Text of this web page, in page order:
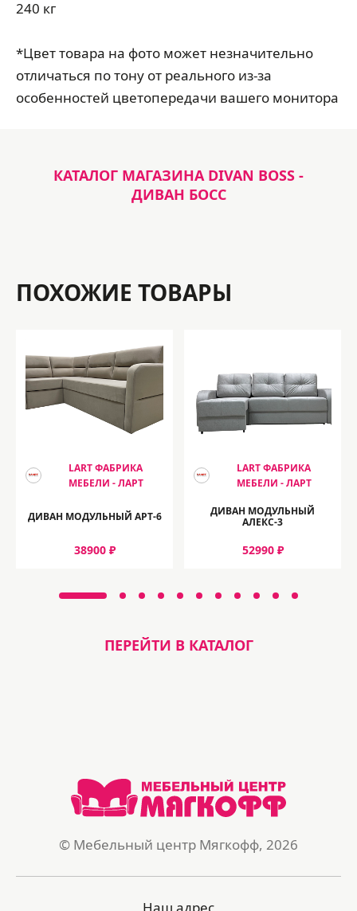
240 кг
*Цвет товара на фото может незначительно
отличаться по тону от реального из-за
особенностей цветопередачи вашего монитора
КАТАЛОГ МАГАЗИНА DIVAN BOSS -
ДИВАН БОСС
ПОХОЖИЕ ТОВАРЫ
LART ФАБРИКА
МЕБЕЛИ - ЛАРТ
ДИВАН МОДУЛЬНЫЙ АРТ-6
38900 ₽
LART ФАБРИКА
МЕБЕЛИ - ЛАРТ
ДИВАН МОДУЛЬНЫЙ
АЛЕКС-3
52990 ₽
ПЕРЕЙТИ В КАТАЛОГ
© Мебельный центр Мягкофф, 2026